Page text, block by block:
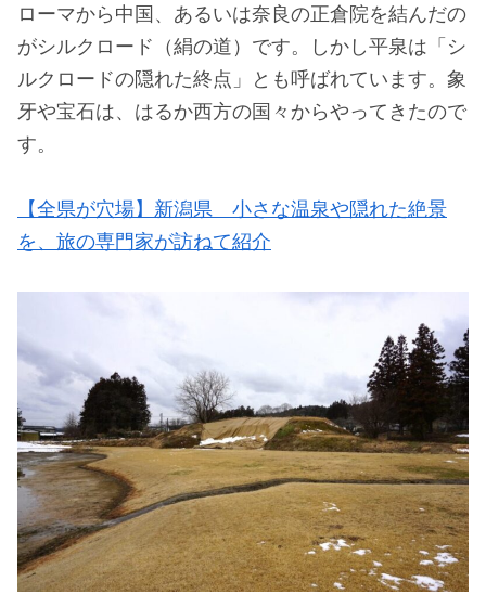
ローマから中国、あるいは奈良の正倉院を結んだの
がシルクロード（絹の道）です。しかし平泉は「シ
ルクロードの隠れた終点」とも呼ばれています。象
牙や宝石は、はるか西方の国々からやってきたので
す。
【全県が穴場】新潟県 小さな温泉や隠れた絶景
を、旅の専門家が訪ねて紹介